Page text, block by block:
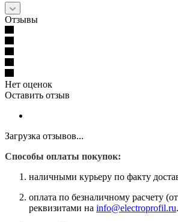
Отзывы
Нет оценок
Оставить отзыв
Загрузка отзывов...
Способы оплаты покупок:
наличными курьеру по факту
оплата по безналичному расчету
реквизитами на info@electroprofil.ru